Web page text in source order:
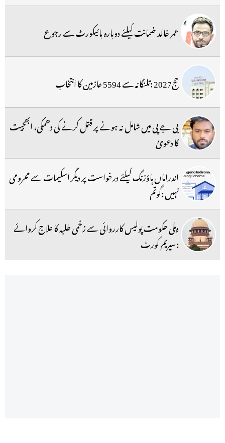
عمر خالد ضمانت کیلئے دوبارہ ہائیکورٹ سے رجوع
حج2027 :تلنگانہ سے 5594 عازمین کا انتخاب
بی جے پی میں شامل نہ ہونے پر قتل کرنے کی دھمکی، ابھجیت
کا دعویٰ
اندراماں ہاؤزنگ کیلئے درخواست پر دیگر اسکیمات سے محرومی
نہیں :گوتم
دہلی حکومت پولیس کارروائی سے زخمی طلبہ کا علاج کروائے
:سپریم کورٹ